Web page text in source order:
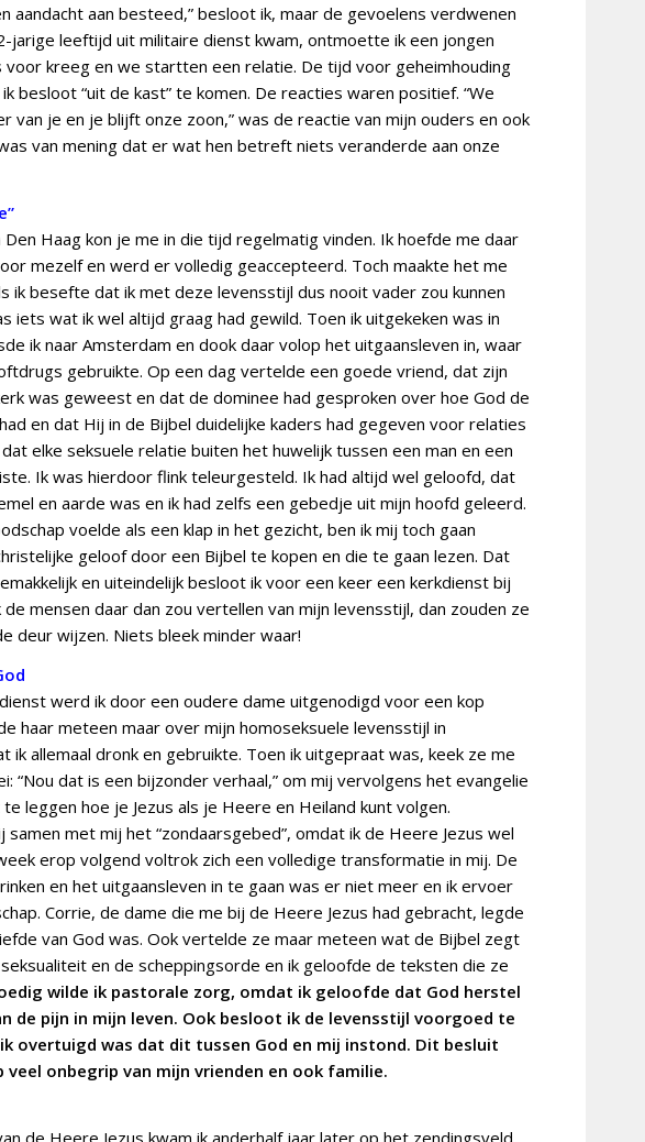
aandacht aan besteed,” besloot ik, maar de gevoelens verdwenen
jarige leeftijd uit militaire dienst kwam, ontmoette ik een jongen
voor kreeg en we startten een relatie. De tijd voor geheimhouding
besloot “uit de kast” te komen. De reacties waren positief. “We
van je en je blijft onze zoon,” was de reactie van mijn ouders en ook
van mening dat er wat hen betreft niets veranderde aan onze
Den Haag kon je me in die tijd regelmatig vinden. Ik hoefde me daar
mezelf en werd er volledig geaccepteerd. Toch maakte het me
ik besefte dat ik met deze levensstijl dus nooit vader zou kunnen
iets wat ik wel altijd graag had gewild. Toen ik uitgekeken was in
ik naar Amsterdam en dook daar volop het uitgaansleven in, waar
gebruikte. Op een dag vertelde een goede vriend, dat zijn
was geweest en dat de dominee had gesproken over hoe God de
en dat Hij in de Bijbel duidelijke kaders had gegeven voor relaties
elke seksuele relatie buiten het huwelijk tussen een man en een
Ik was hierdoor flink teleurgesteld. Ik had altijd wel geloofd, dat
en aarde was en ik had zelfs een gebedje uit mijn hoofd geleerd.
voelde als een klap in het gezicht, ben ik mij toch gaan
geloof door een Bijbel te kopen en die te gaan lezen. Dat
en uiteindelijk besloot ik voor een keer een kerkdienst bij
mensen daar dan zou vertellen van mijn levensstijl, dan zouden ze
deur wijzen. Niets bleek minder waar!
werd ik door een oudere dame uitgenodigd voor een kop
haar meteen maar over mijn homoseksuele levensstijl in
ik allemaal dronk en gebruikte. Toen ik uitgepraat was, keek ze me
“Nou dat is een bijzonder verhaal,” om mij vervolgens het evangelie
leggen hoe je Jezus als je Heere en Heiland kunt volgen.
samen met mij het “zondaarsgebed”, omdat ik de Heere Jezus wel
erop volgend voltrok zich een volledige transformatie in mij. De
en het uitgaansleven in te gaan was er niet meer en ik ervoer
Corrie, de dame die me bij de Heere Jezus had gebracht, legde
van God was. Ook vertelde ze maar meteen wat de Bijbel zegt
en de scheppingsorde en ik geloofde de teksten die ze
wilde ik pastorale zorg, omdat ik geloofde dat God herstel
de pijn in mijn leven. Ook besloot ik de levensstijl voorgoed te
overtuigd was dat dit tussen God en mij instond. Dit besluit
onbegrip van mijn vrienden en ook familie.
de Heere Jezus kwam ik anderhalf jaar later op het zendingsveld